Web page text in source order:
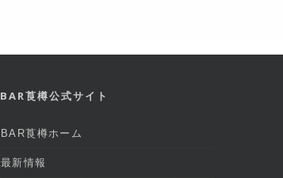
BAR莨樽公式サイト
BAR莨樽ホーム
最新情報